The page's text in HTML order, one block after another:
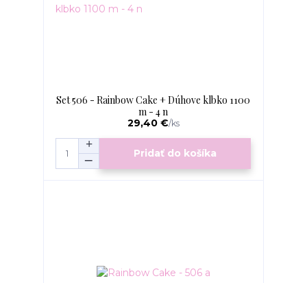
Set 506 - Rainbow Cake + Dúhove klbko 1100
m - 4 n
29,40 €/ks
Pridať do košíka